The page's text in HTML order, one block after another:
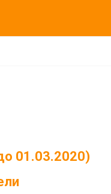
01.03.2020)